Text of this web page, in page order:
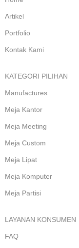
Artikel
Portfolio
Kontak Kami
KATEGORI PILIHAN
Manufactures
Meja Kantor
Meja Meeting
Meja Custom
Meja Lipat
Meja Komputer
Meja Partisi
LAYANAN KONSUMEN
FAQ